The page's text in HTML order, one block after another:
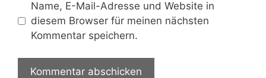
Name, E-Mail-Adresse und Website in
diesem Browser für meinen nächsten
Kommentar speichern.